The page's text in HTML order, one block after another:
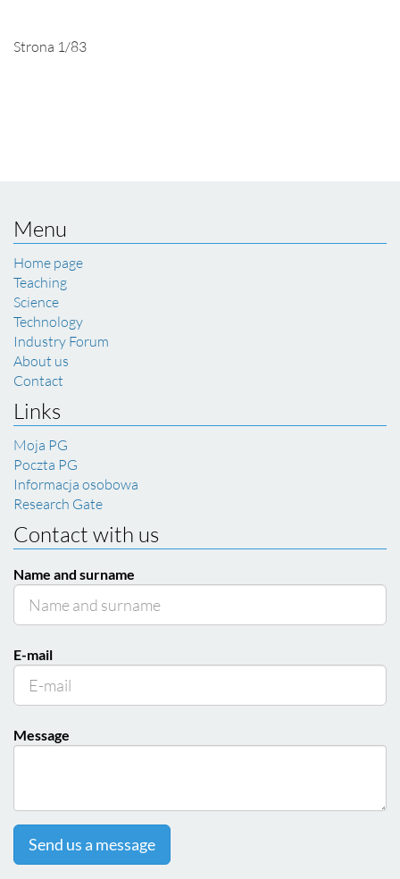
Strona 1/83
Menu
Home page
Teaching
Science
Technology
Industry Forum
About us
Contact
Links
Moja PG
Poczta PG
Informacja osobowa
Research Gate
Contact with us
Name and surname
E-mail
Message
Send us a message